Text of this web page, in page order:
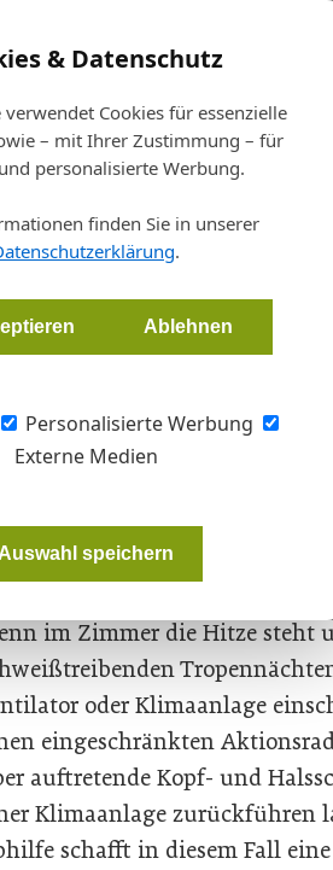
& Datenschutz
verwendet Cookies für essenzielle
– mit Ihrer Zustimmung – für
personalisierte Werbung.
finden Sie in unserer
.
Ablehnen
Personalisierte Werbung
Externe Medien
Auswahl speichern
Bauen Fertigen Bau- +
vom Klimawandel verursachten
von energiefressenden
Alternative stellt die
Ob Wohnung oder Bürogebäude: An
Deckenkühlung stets ein angenehmes
im Zimmer die Hitze steht
oder Klimaanlage
eingeschränkten
auftretende Kopf- und
Klimaanlage zurückführen
schafft in diesem Fall